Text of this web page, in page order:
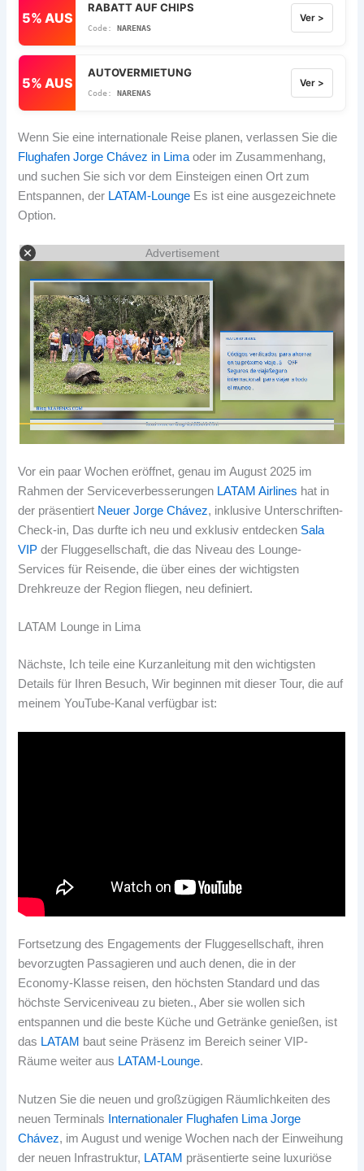
5% AUS
RABATT AUF CHIPS
NARENAS
Ver >
5% AUS
AUTOVERMIETUNG
NARENAS
Ver >
Wenn Sie eine internationale Reise planen, verlassen Sie die
Flughafen Jorge Chávez in Limaoder im Zusammenhang,
und suchen Sie sich vor dem Einsteigen einen Ort zum
Entspannen, der LATAM-Lounge Es ist eine ausgezeichnete
Option.
Advertisement
Vor ein paar Wochen eröffnet, genau im August 2025 im
Rahmen der Serviceverbesserungen LATAM Airlines hat in
der präsentiert Neuer Jorge Chávez, inklusive Unterschriften-
Check-in, Das durfte ich neu und exklusiv entdecken Sala
VIP der Fluggesellschaft, die das Niveau des Lounge-
Services für Reisende, die über eines der wichtigsten
Drehkreuze der Region fliegen, neu definiert.
LATAM Lounge in Lima
Nächste, Ich teile eine Kurzanleitung mit den wichtigsten
Details für Ihren Besuch, Wir beginnen mit dieser Tour, die auf
meinem YouTube-Kanal verfügbar ist:
Fortsetzung des Engagements der Fluggesellschaft, ihren
bevorzugten Passagieren und auch denen, die in der
Economy-Klasse reisen, den höchsten Standard und das
höchste Serviceniveau zu bieten., Aber sie wollen sich
entspannen und die beste Küche und Getränke genießen, ist
das LATAM baut seine Präsenz im Bereich seiner VIP-
Räume weiter aus LATAM-Lounge.
Nutzen Sie die neuen und großzügigen Räumlichkeiten des
neuen Terminals
Internationaler Flughafen Lima Jorge
Chávez, im August und wenige Wochen nach der Einweihung
der neuen Infrastruktur, LATAM präsentierte seine luxuriöse